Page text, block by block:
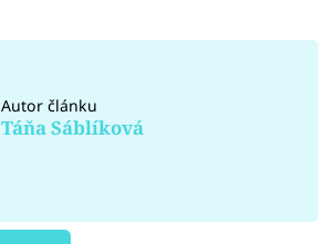
Autor článku
Táňa Sáblíková